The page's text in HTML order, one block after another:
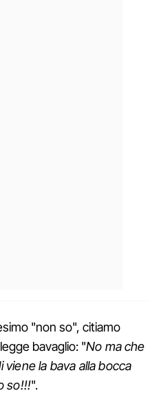
"non so", citiamo
bavaglio: "No ma che
viene la bava alla bocca
so!!!".